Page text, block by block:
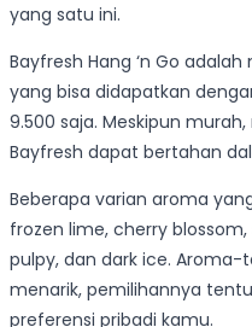
yang satu ini.
Bayfresh Hang ‘n Go
yang bisa didapatkan
9.500 saja. Meskipun
Bayfresh dapat bertahan
Beberapa varian aroma
frozen lime, cherry
pulpy, dan dark ice.
menarik, pemilihannya
preferensi pribadi kamu.